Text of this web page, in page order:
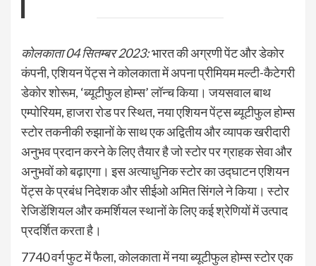
कोलकाता 04 सितम्बर 2023:भारत की अग्रणी पेंट और डेकोर
कंपनी, एशियन पेंट्स ने कोलकाता में अपना प्रीमियम मल्टी-कैटेगरी
डेकोर शोरूम, ‘ब्यूटीफुल होम्स’ लॉन्च किया। जयसवाल बाथ
एम्पोरियम, हाजरा रोड पर स्थित, नया एशियन पेंट्स ब्यूटीफुल होम्स
स्टोर तकनीकी रुझानों के साथ एक अद्वितीय और व्यापक खरीदारी
अनुभव प्रदान करने के लिए तैयार है जो स्टोर पर ग्राहक सेवा और
अनुभवों को बढ़ाएगा। इस अत्याधुनिक स्टोर का उद्घाटन एशियन
पेंट्स के प्रबंध निदेशक और सीईओ अमित सिंगले ने किया। स्टोर
रेजिडेंशियल और कमर्शियल स्थानों के लिए कई श्रेणियों में उत्पाद
प्रदर्शित करता है।
7740 वर्ग फुट में फैला, कोलकाता में नया ब्यूटीफुल होम्स स्टोर एक